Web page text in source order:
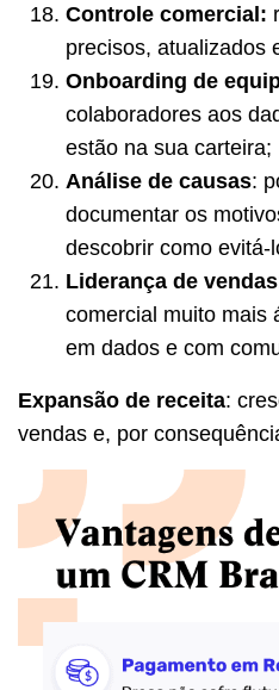
Controle comercial:
precisos, atualizados
Onboarding de
colaboradores aos
estão na sua carteira;
Análise de causas:
documentar os
descobrir como evitá-
Liderança de vendas
comercial muito mais
em dados e com
Expansão de receita:
vendas e, por